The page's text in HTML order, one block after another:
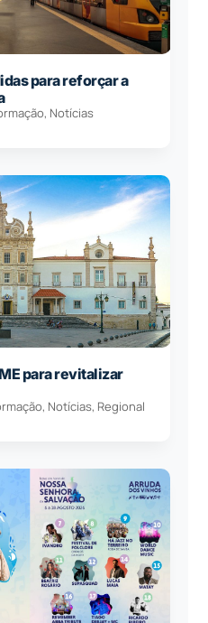
para reforçar a
, Notícias
para revitalizar
, Notícias, Regional